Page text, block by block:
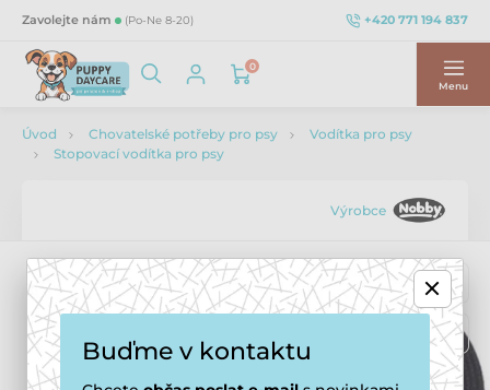
Zavolejte nám (Po-Ne 8-20) +420 771 194 837
0
Menu
Úvod Chovatelské potřeby pro psy
Vodítka pro psy
Stopovací vodítka pro psy
Výrobce
Buďme v kontaktu